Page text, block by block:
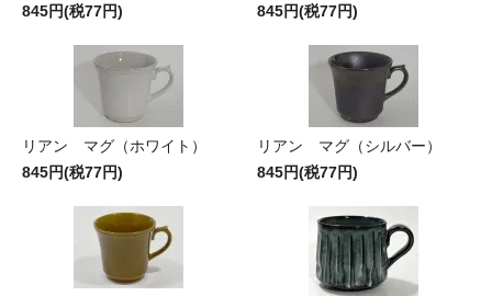
845円(税77円)
845円(税77円)
リアン マグ（ホワイト）
845円(税77円)
リアン マグ（シルバー）
845円(税77円)